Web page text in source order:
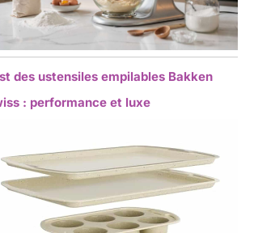
des ustensiles empilables Bakken
: performance et luxe